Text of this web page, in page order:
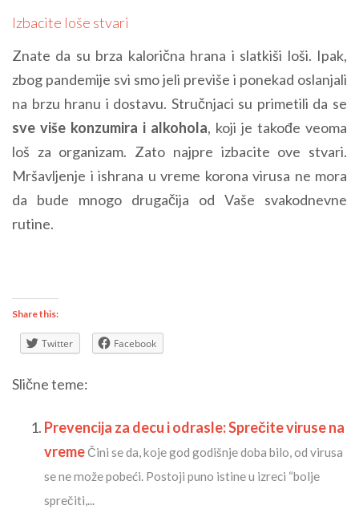
Izbacite loše stvari
Znate da su brza kalorična hrana i slatkiši loši. Ipak,
zbog pandemije svi smo jeli previše i ponekad oslanjali
na brzu hranu i dostavu. Stručnjaci su primetili da se
sve više konzumira i alkohola, koji je takođe veoma
loš za organizam. Zato najpre izbacite ove stvari.
Mršavljenje i ishrana u vreme korona virusa ne mora
da bude mnogo drugačija od Vaše svakodnevne
rutine.
Share this:
Twitter Facebook
Slične teme:
Prevencija za decu i odrasle: Sprečite viruse na
vremeČini se da, koje god godišnje doba bilo, od virusa
se ne može pobeći. Postoji puno istine u izreci “bolje
sprečiti,...